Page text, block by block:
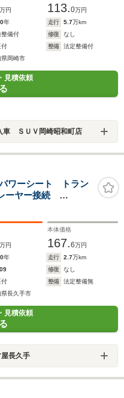
万円 113.0万円
年 走行 5.7万km
整備付 修復
なし
付 整備
法定整備付
県岡崎市
見積依頼
車 ＳＵＶ岡崎昭和町店
ワーシート トラン
ーヤー接続
イト バックモニタ
横滑り防止装置
万円
本体価格
167.6万円
年 走行 2.7万km
修復
なし
付 整備
法定整備無
県長久手市
見積依頼
長久手